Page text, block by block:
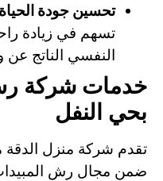
تحسين جودة الحياة
تسهم في زيادة
النفسي الناتج عن
خدمات شركة
بحي النفل
تقدم شركة منزل
ضمن مجال رش